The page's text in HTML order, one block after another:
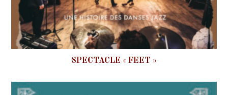
SPECTACLE « FEET »